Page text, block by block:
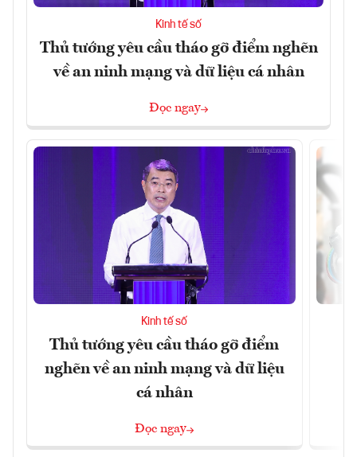
Kinh tế số
Thủ tướng yêu cầu tháo gỡ điểm nghẽn
về an ninh mạng và dữ liệu cá nhân
Đọc ngay
Kinh tế số
Thủ tướng yêu cầu tháo gỡ điểm
nghẽn về an ninh mạng và dữ liệu
cá nhân
Đọc ngay